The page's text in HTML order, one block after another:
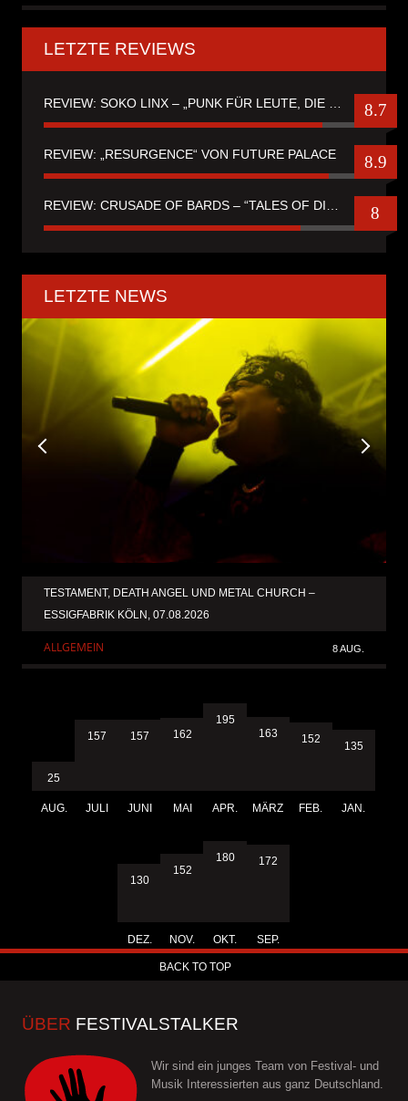
LETZTE REVIEWS
8.7
REVIEW: „RESURGENCE“ VON FUTURE PALACE 8.9
REVIEW: CRUSADE OF BARDS – “TALES OF DISTANT WORLDS“ 8
LETZTE NEWS
TESTAMENT, DEATH ANGEL UND METAL CHURCH –
ESSIGFABRIK KÖLN, 07.08.2026
ALLGEMEIN 8 AUG.
25
AUG.
157
JULI
157
JUNI
162
MAI
195
APR.
163
MÄRZ
152
FEB.
135
JAN.
130
DEZ.
152
NOV.
180
OKT.
172
SEP.
BACK TO TOP
ÜBER FESTIVALSTALKER
Wir sind ein junges Team von Festival- und
Musik Interessierten aus ganz Deutschland.